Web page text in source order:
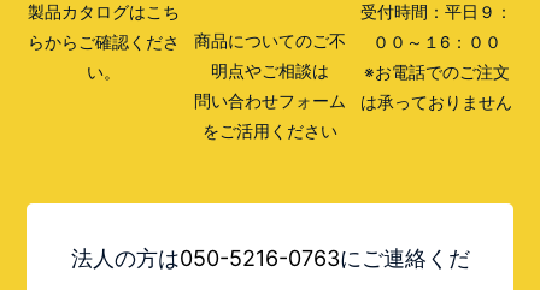
製品カタログはこち
らからご確認くださ
い。
商品についてのご不
明点やご相談は
問い合わせフォーム
をご活用ください
受付時間：平日９：
００～１6：００
※お電話でのご注文
は承っておりません
法人の方は050-5216-0763にご連絡くだ